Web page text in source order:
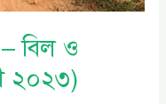
বিল ও
২০২৩)